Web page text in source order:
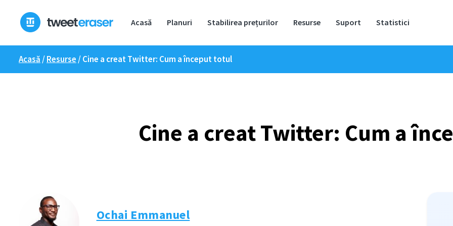
conținut
Acasă Planuri Stabilirea prețurilor Resurse Suport Statistici
Acasă /Resurse /Cine a creat Twitter: Cum a început totul
Cine a creat Twitter: Cum a
Ochai Emmanuel